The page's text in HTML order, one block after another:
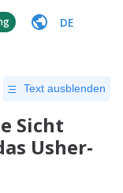
DE
Text ausblenden
Sicht
Usher-